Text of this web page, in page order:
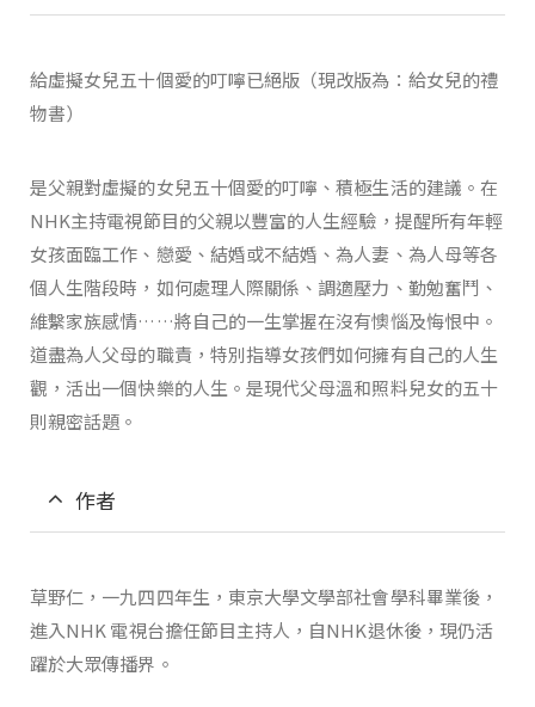
給虛擬女兒五十個愛的叮嚀已絕版（現改版為：給女兒的禮
物書）
是父親對虛擬的女兒五十個愛的叮嚀、積極生活的建議。在
NHK主持電視節目的父親以豐富的人生經驗，提醒所有年輕
女孩面臨工作、戀愛、結婚或不結婚、為人妻、為人母等各
個人生階段時，如何處理人際關係、調適壓力、勤勉奮鬥、
維繫家族感情……將自己的一生掌握在沒有懊惱及悔恨中。
道盡為人父母的職責，特別指導女孩們如何擁有自己的人生
觀，活出一個快樂的人生。是現代父母溫和照料兒女的五十
則親密話題。
作者
草野仁，一九四四年生，東京大學文學部社會學科畢業後，
進入NHK 電視台擔任節目主持人，自NHK退休後，現仍活
躍於大眾傳播界。